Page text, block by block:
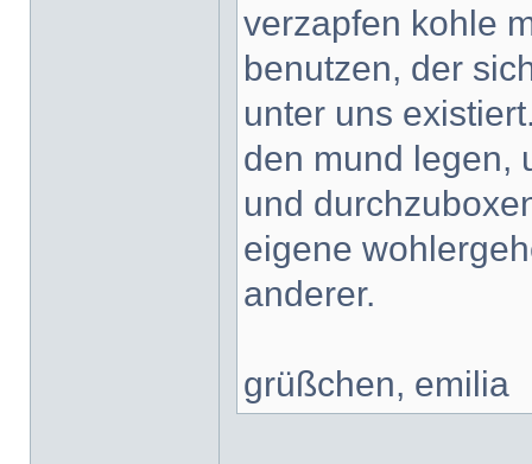
verzapfen kohle
benutzen, der
unter uns
den mund legen,
und
eigene
anderer.
grüßchen, emilia